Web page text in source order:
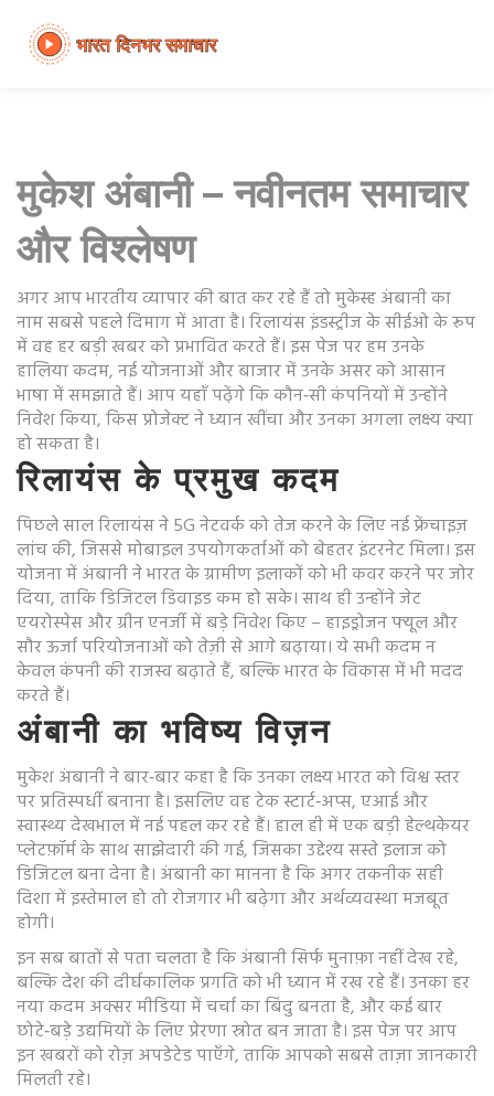
मुकेश अंबानी – नवीनतम समाचार
और विश्लेषण
अगर आप भारतीय व्यापार की बात कर रहे हैं तो मुकेस्‍ह अंबानी का
नाम सबसे पहले दिमाग में आता है। रिलायंस इंडस्ट्रीज के सीईओ के रूप
में वह हर बड़ी खबर को प्रभावित करते हैं। इस पेज पर हम उनके
हालिया कदम, नई योजनाओं और बाजार में उनके असर को आसान
भाषा में समझाते हैं। आप यहाँ पढ़ेंगे कि कौन‑सी कंपनियों में उन्होंने
निवेश किया, किस प्रोजेक्ट ने ध्यान खींचा और उनका अगला लक्ष्य क्या
हो सकता है।
रिलायंस के प्रमुख कदम
पिछले साल रिलायंस ने 5G नेटवर्क को तेज करने के लिए नई फ्रेंचाइज़
लांच की, जिससे मोबाइल उपयोगकर्ताओं को बेहतर इंटरनेट मिला। इस
योजना में अंबानी ने भारत के ग्रामीण इलाकों को भी कवर करने पर जोर
दिया, ताकि डिजिटल डिवाइड कम हो सके। साथ ही उन्होंने जेट
एयरोस्पेस और ग्रीन एनर्जी में बड़े निवेश किए – हाइड्रोजन फ्यूल और
सौर ऊर्जा परियोजनाओं को तेज़ी से आगे बढ़ाया। ये सभी कदम न
केवल कंपनी की राजस्व बढ़ाते हैं, बल्कि भारत के विकास में भी मदद
करते हैं।
अंबानी का भविष्य विज़न
मुकेश अंबानी ने बार‑बार कहा है कि उनका लक्ष्य भारत को विश्व स्तर
पर प्रतिस्पर्धी बनाना है। इसलिए वह टेक स्टार्ट‑अप्स, एआई और
स्वास्थ्य देखभाल में नई पहल कर रहे हैं। हाल ही में एक बड़ी हेल्थकेयर
प्लेटफ़ॉर्म के साथ साझेदारी की गई, जिसका उद्देश्य सस्ते इलाज को
डिजिटल बना देना है। अंबानी का मानना है कि अगर तकनीक सही
दिशा में इस्तेमाल हो तो रोजगार भी बढ़ेगा और अर्थव्यवस्था मजबूत
होगी।
इन सब बातों से पता चलता है कि अंबानी सिर्फ मुनाफ़ा नहीं देख रहे,
बल्कि देश की दीर्घकालिक प्रगति को भी ध्यान में रख रहे हैं। उनका हर
नया कदम अक्सर मीडिया में चर्चा का बिंदु बनता है, और कई बार
छोटे‑बड़े उद्यमियों के लिए प्रेरणा स्रोत बन जाता है। इस पेज पर आप
इन खबरों को रोज़ अपडेटेड पाएँगे, ताकि आपको सबसे ताज़ा जानकारी
मिलती रहे।